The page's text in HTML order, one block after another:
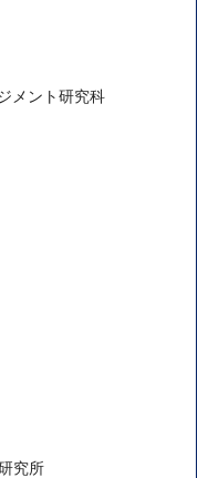
メント研究科
究所